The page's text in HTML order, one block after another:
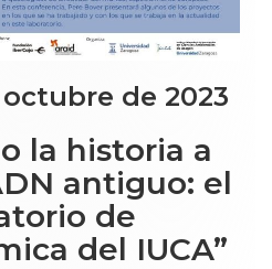
de 2023
la historia a
antiguo: el
de
del IUCA”